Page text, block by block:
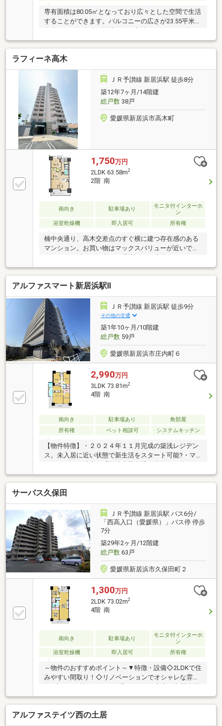
専有面積は80.05㎡となっており広々とした空間で生活
することができます。バルコニーの広さが23.55平米の
となっています。インターネット無料の物件なので、
パソコンをよく使用する方におすすめです。宅配ボッ
クス付きですので不在時の荷物受け取りができます。
キッチンIH調理器を使用しています。楽器応相談、自
宅で楽器を演奏したい方などにおすすめ。
ラフィーネ高木
ＪＲ予讃線 新居浜駅 徒歩8分
築12年7ヶ月/14階建
総戸数38戸
愛媛県新居浜市高木町
1,750万円
2LDK 63.58m2
2階 南
南向き 駐車場あり
モニタ付インターホ
ン
浴室乾燥機
即入居可 所有権
楠中央通り、高木交差点のすぐ横に建つ存在感のある
マンション。お買い物はマックスバリューが近いです
タイル張りの外観。ペットの飼育に対応しており、共
用部に専用の足洗い場を設置しています。また、駐車
場に関しては１台目が無料など、とても魅力的なマン
ションです。お部屋は２階の２ＬＤＫ。和室なしの人
気タイプ。室内はハイサッシ採用でとても明るく、天
井が高くて開放的な空間となっております。また、キ
ッチンはリビング対面型で開放的ですよ。住宅設備も
浴室暖房乾燥機、食洗機、オートバスと充実した内容
となっております。是非ご内覧ください。
アルファスマート新居浜駅Ⅱ
ＪＲ予讃線 新居浜駅 徒歩9分
その他の交通
築1年10ヶ月/10階建
総戸数59戸
愛媛県新居浜市庄内町６
2,990万円
3LDK 73.81m2
4階 南
南向き 駐車場あり
角部屋
所有権
ペット相談可 システムキッチン
【物件特徴】・２０２４年１１月完成の築浅レジデン
ス。未入居に近い状態で新生活をスタート可能?・マ
カーライフも快適そのもの?・陽光が降り注ぐ「南向
き角住戸」。通風と明るさを両立した空間?・大切な
家族であるペットと暮らせる相談可能な住まい。?
【周辺環境】・ＪＲ予讃線「新居浜」駅まで徒歩９
分。毎日の通勤や週末のお出かけもスムーズ?・文化
施設「あかがねミュージアム」徒歩４分。休日はカフ
ェやアートを気軽に満喫
サーパス久保田
ＪＲ予讃線 新居浜駅 バス6分/
「西高入口（愛媛県）」バス停 停歩
7分
築29年2ヶ月/12階建
総戸数63戸
愛媛県新居浜市久保田町２
1,300万円
2LDK 73.02m2
4階 南
南向き 駐車場あり
モニタ付インターホ
ン
浴室乾燥機
即入居可 所有権
～物件のおすすめポイント～▼特徴・設備◇2LDKで住
みやすい間取り！◇リノベーションでオシャレな雰囲
で靴も趣味の道具もすっきりと収まるゆとりの住ま
い！▼立地・周辺環境◇金子小学校まで徒歩3分でお
子様の通学も安心です♪◇南向きで日当たり良好！明
るいリビングでのびのび過ごせます♪◇毎日のお買物
アルファステイツ西の土居